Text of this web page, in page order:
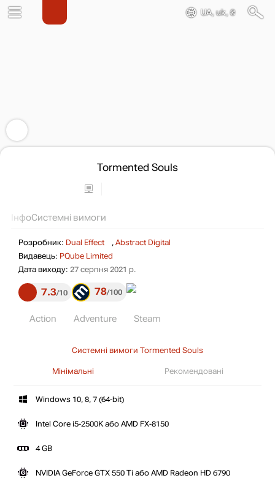
UA, uk, ₴
Tormented Souls
ІнфоСистемні вимоги
Розробник: Dual Effect , Abstract Digital
Видавець: PQube Limited
Дата виходу: 27 серпня 2021 р.
7.3 10 78 100
Action Adventure Steam
Системні вимоги Tormented Souls
Мінімальні Рекомендовані
Windows 10, 8, 7 (64-bit)
Intel Core i5-2500K або AMD FX-8150
4 GB
NVIDIA GeForce GTX 550 Ti або AMD Radeon HD 6790